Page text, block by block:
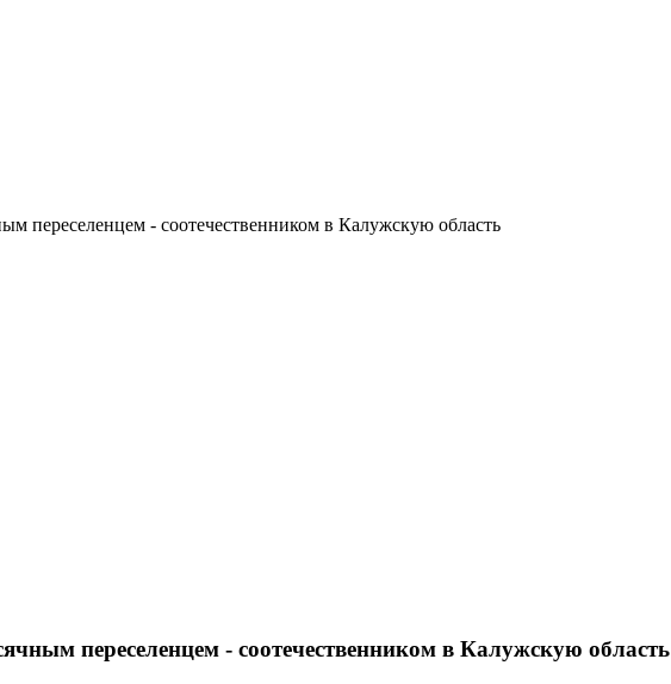
переселенцем - соотечественником в Калужскую область
переселенцем - соотечественником в Калужскую область